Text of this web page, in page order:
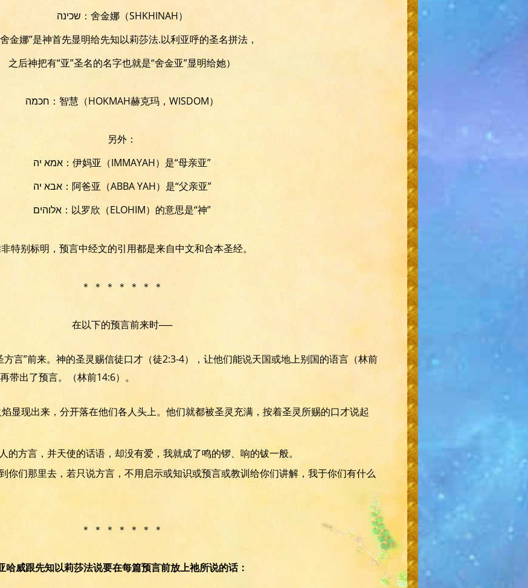
שכינה：舍金娜（SHKHINAH）
舍金娜”是神首先显明给先知以莉莎法.以利亚呼的圣名拼法，
之后神把有“亚”圣名的名字也就是“舍金亚”显明给她）
חכמה：智慧（HOKMAH赫克玛，WISDOM）
另外：
אמא יה：伊妈亚（IMMAYAH）是“母亲亚”
אבא יה：阿爸亚（ABBA YAH）是“父亲亚”
אלוהים：以罗欣（ELOHIM）的意思是“神”
特别标明，预言中经文的引用都是来自中文和合本圣经。
＊ ＊ ＊ ＊ ＊ ＊ ＊
在以下的预言前来时──
言”前来。神的圣灵赐信徒口才（徒2:3-4），让他们能说天国或地上别国的语言（林前
带出了预言。（林前14:6）。
显现出来，分开落在他们各人头上。他们就都被圣灵充满，按着圣灵所赐的口才说起
的方言，并天使的话语，却没有爱，我就成了鸣的锣、响的钹一般。
你们那里去，若只说方言，不用启示或知识或预言或教训给你们讲解，我于你们有什么
＊ ＊ ＊ ＊ ＊ ＊ ＊
哈威跟先知以莉莎法说要在每篇预言前放上祂所说的话：